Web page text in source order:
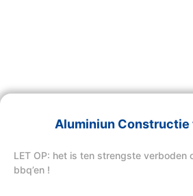
Aluminiun Constructie
LET OP: het is ten strengste verboden
bbq’en !